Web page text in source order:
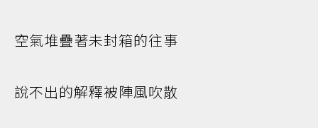
空氣堆疊著未封箱的往事
說不出的解釋被陣風吹散